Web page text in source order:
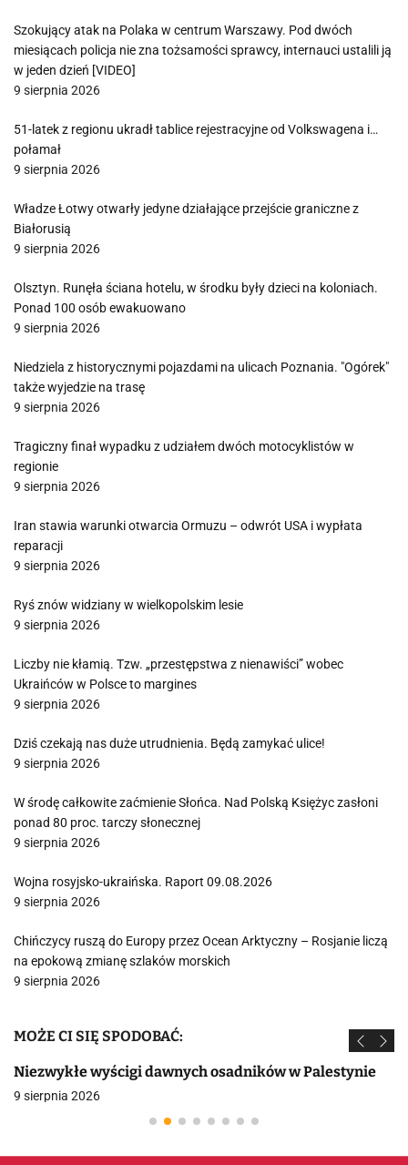
Szokujący atak na Polaka w centrum Warszawy. Pod dwóch
miesiącach policja nie zna tożsamości sprawcy, internauci ustalili ją
w jeden dzień [VIDEO]
9 sierpnia 2026
51-latek z regionu ukradł tablice rejestracyjne od Volkswagena i…
połamał
9 sierpnia 2026
Władze Łotwy otwarły jedyne działające przejście graniczne z
Białorusią
9 sierpnia 2026
Olsztyn. Runęła ściana hotelu, w środku były dzieci na koloniach.
Ponad 100 osób ewakuowano
9 sierpnia 2026
Niedziela z historycznymi pojazdami na ulicach Poznania. "Ogórek"
także wyjedzie na trasę
9 sierpnia 2026
Tragiczny finał wypadku z udziałem dwóch motocyklistów w
regionie
9 sierpnia 2026
Iran stawia warunki otwarcia Ormuzu – odwrót USA i wypłata
reparacji
9 sierpnia 2026
Ryś znów widziany w wielkopolskim lesie
9 sierpnia 2026
Liczby nie kłamią. Tzw. „przestępstwa z nienawiści” wobec
Ukraińców w Polsce to margines
9 sierpnia 2026
Dziś czekają nas duże utrudnienia. Będą zamykać ulice!
9 sierpnia 2026
W środę całkowite zaćmienie Słońca. Nad Polską Księżyc zasłoni
ponad 80 proc. tarczy słonecznej
9 sierpnia 2026
Wojna rosyjsko-ukraińska. Raport 09.08.2026
9 sierpnia 2026
Chińczycy ruszą do Europy przez Ocean Arktyczny – Rosjanie liczą
na epokową zmianę szlaków morskich
9 sierpnia 2026
MOŻE CI SIĘ SPODOBAĆ:
Niezwykłe wyścigi dawnych osadników w Palestynie
9 sierpnia 2026